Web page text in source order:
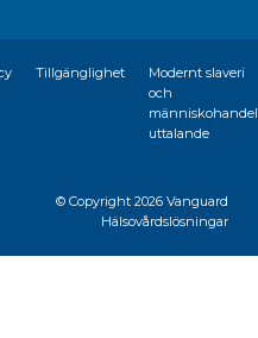
Tillgänglighet
Modernt slaveri
och
människohandel
uttalande
© Copyright 2026 Vanguard
Hälsovårdslösningar